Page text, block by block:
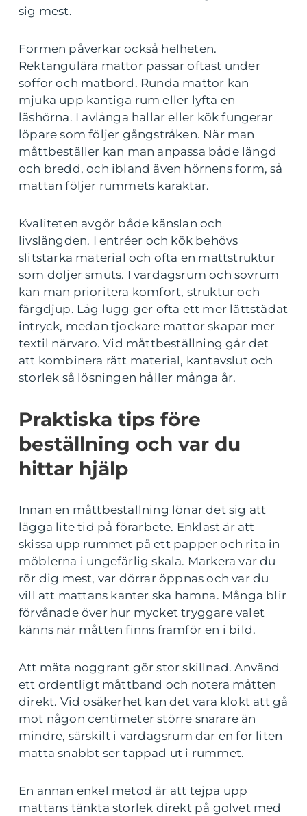
sig mest.
Formen påverkar också helheten.
Rektangulära mattor passar oftast under
soffor och matbord. Runda mattor kan
mjuka upp kantiga rum eller lyfta en
läshörna. I avlånga hallar eller kök fungerar
löpare som följer gångstråken. När man
måttbeställer kan man anpassa både längd
och bredd, och ibland även hörnens form, så
mattan följer rummets karaktär.
Kvaliteten avgör både känslan och
livslängden. I entréer och kök behövs
slitstarka material och ofta en mattstruktur
som döljer smuts. I vardagsrum och sovrum
kan man prioritera komfort, struktur och
färgdjup. Låg lugg ger ofta ett mer lättstädat
intryck, medan tjockare mattor skapar mer
textil närvaro. Vid måttbeställning går det
att kombinera rätt material, kantavslut och
storlek så lösningen håller många år.
Praktiska tips före
beställning och var du
hittar hjälp
Innan en måttbeställning lönar det sig att
lägga lite tid på förarbete. Enklast är att
skissa upp rummet på ett papper och rita in
möblerna i ungefärlig skala. Markera var du
rör dig mest, var dörrar öppnas och var du
vill att mattans kanter ska hamna. Många blir
förvånade över hur mycket tryggare valet
känns när måtten finns framför en i bild.
Att mäta noggrant gör stor skillnad. Använd
ett ordentligt måttband och notera måtten
direkt. Vid osäkerhet kan det vara klokt att gå
mot någon centimeter större snarare än
mindre, särskilt i vardagsrum där en för liten
matta snabbt ser tappad ut i rummet.
En annan enkel metod är att tejpa upp
mattans tänkta storlek direkt på golvet med